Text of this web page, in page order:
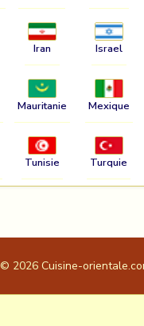
Iran Israel
Mauritanie Mexique
Tunisie Turquie
© 2026 Cuisine-